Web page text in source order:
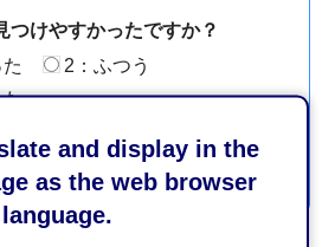
and display in the
as the web browser
language.
つけやすかったですか？
2：ふつう
た